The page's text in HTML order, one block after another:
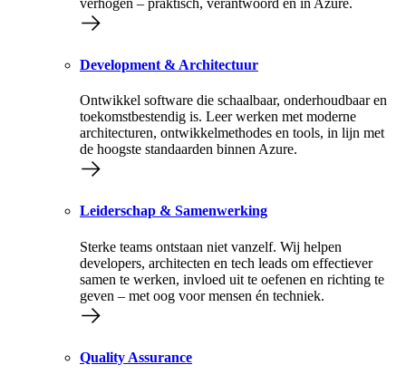
Development & Architectuur
Ontwikkel software die schaalbaar, onderhoudbaar en
toekomstbestendig is. Leer werken met moderne
architecturen, ontwikkelmethodes en tools, in lijn met
de hoogste standaarden binnen Azure.
Leiderschap & Samenwerking
Sterke teams ontstaan niet vanzelf. Wij helpen
developers, architecten en tech leads om effectiever
samen te werken, invloed uit te oefenen en richting te
geven – met oog voor mensen én techniek.
Quality Assurance